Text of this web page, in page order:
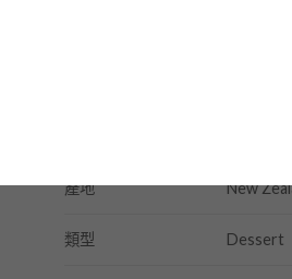
產地 New
類型 Dessert